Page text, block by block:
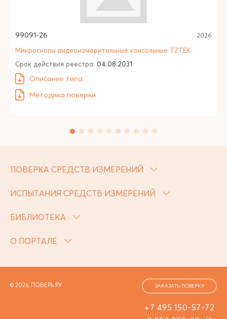
99091-26 2026
Микроскопы видеоизмерительные консольные TZTEK
Срок действия реестра: 04.08.2031
Описание типа
Методика поверки
ПОВЕРКА СРЕДСТВ ИЗМЕРЕНИЙ
ИСПЫТАНИЯ СРЕДСТВ ИЗМЕРЕНИЙ
БИБЛИОТЕКА
О ПОРТАЛЕ
© 2026, ПОВЕРЬ.РУ
+7 495 150-57-72
ЗАКАЗАТЬ ПОВЕРКУ